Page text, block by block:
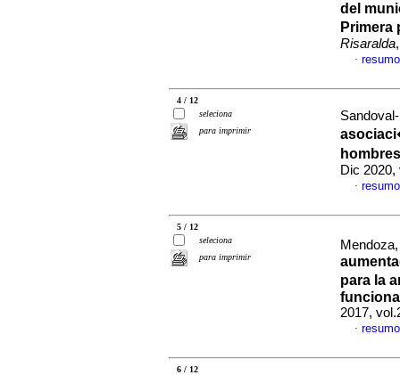
del
Risaralda
·
4 / 12
seleciona
para imprimir
Dic 2020,
·
5 / 12
seleciona
para imprimir
para la
2017,
·
6 / 12